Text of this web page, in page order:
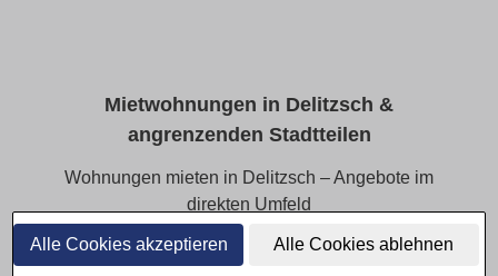
Alle Cookies akzeptieren Alle Cookies ablehnen
Mietwohnungen in Delitzsch &
angrenzenden Stadtteilen
Wohnungen mieten in Delitzsch – Angebote im
direkten Umfeld
Finden Sie Mietwohnungen in Delitzsch und den
angrenzenden Stadtteilen. Mit wenigen Klicks entdecken Sie